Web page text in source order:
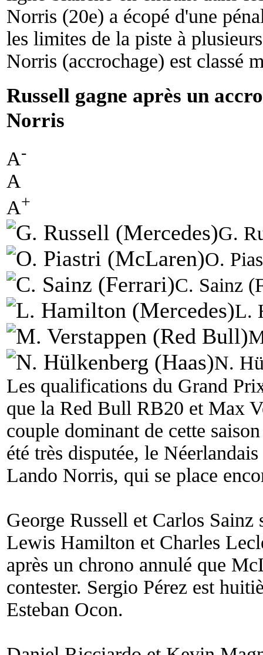
Norris (20e) a écopé d'une
les limites de la piste à
Norris (accrochage) est classé
Russell gagne après un
Norris
A-
A
A+
G.
O.
C. Sainz
L.
N.
Les qualifications du Grand
que la Red Bull RB20 et Max
couple dominant de cette
été très disputée, le
Lando Norris, qui se place
George Russell et Carlos
Lewis Hamilton et Charles
après un chrono annulé que
contester. Sergio Pérez est
Esteban Ocon.